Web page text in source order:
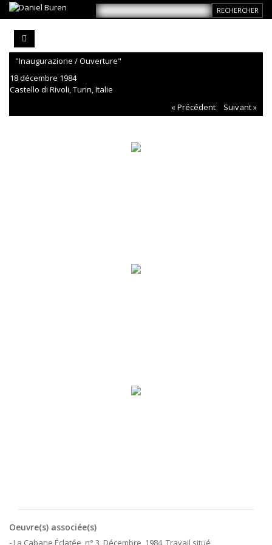
"Inaugurazione / Ouverture"
18 décembre 1984
Castello di Rivoli, Turin, Italie
« Précédent
Suivant »
Oeuvre(s) associée(s)
- La Cabane Éclatée, n° 3, Décembre, 1984, Travail situé